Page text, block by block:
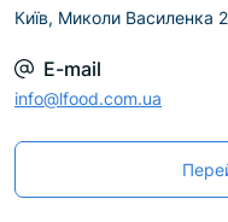
Київ, Миколи Василенка
E-mail
info@lfood.com.ua